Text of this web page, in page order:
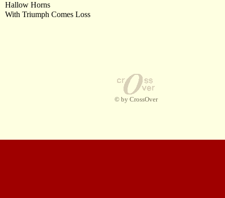
Hallow Horns
With Triumph Comes Loss
© by CrossOver